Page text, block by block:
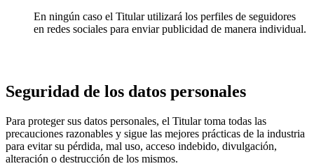
En ningún caso el Titular utilizará los perfiles de seguidores
en redes sociales para enviar publicidad de manera individual.
Seguridad de los datos personales
Para proteger sus datos personales, el Titular toma todas las
precauciones razonables y sigue las mejores prácticas de la industria
para evitar su pérdida, mal uso, acceso indebido, divulgación,
alteración o destrucción de los mismos.